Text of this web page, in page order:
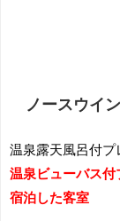
ノースウイ
温泉露天風呂付
温泉ビューバス
宿泊した客室